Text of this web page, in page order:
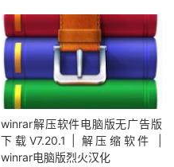
winrar解压软件电脑版无广告版
下载V7.20.1 | 解压缩软件 |
winrar电脑版烈火汉化